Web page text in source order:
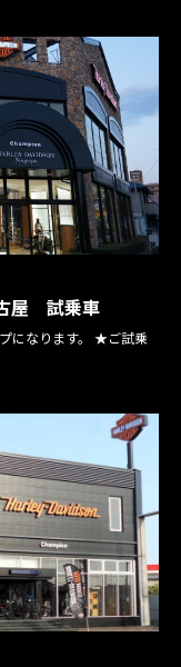
屋 試乗車
になります。 ★ご試乗